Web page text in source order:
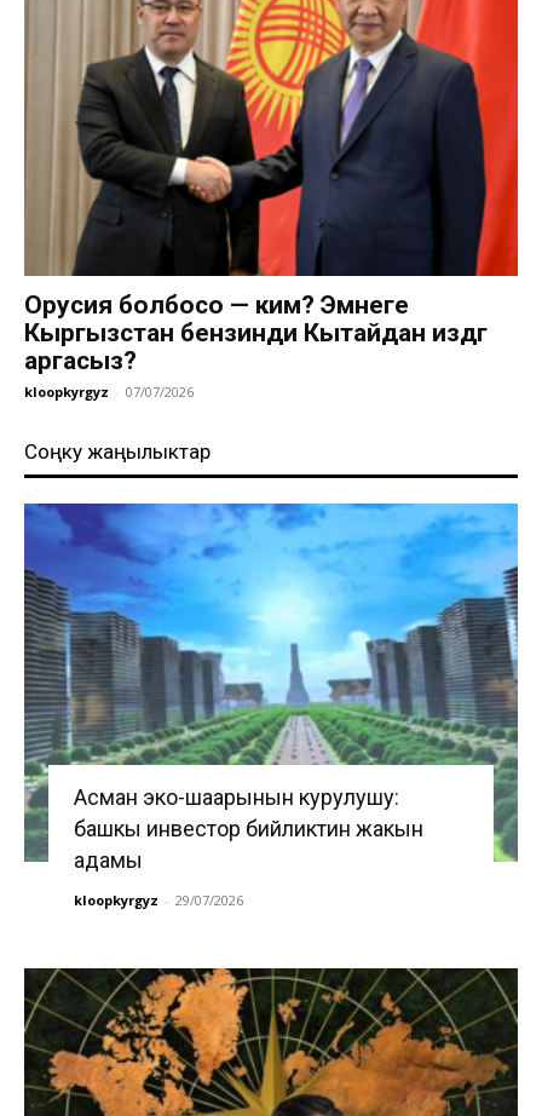
Орусия болбосо — ким? Эмнеге
Кыргызстан бензинди Кытайдан издөөгө
аргасыз?
kloopkyrgyz - 07/07/2026
Соңку жаңылыктар
Асман эко-шаарынын курулушу:
башкы инвестор бийликтин жакын
адамы
kloopkyrgyz - 29/07/2026